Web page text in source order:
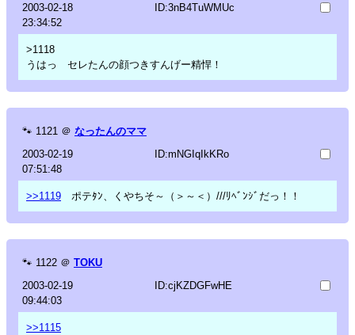
2003-02-18
23:34:52
ID:3nB4TuWMUc
>1118
うはっ セレたんの顔つきすんげー精悍！
🐾 1121 ＠ なったんのママ
2003-02-19
07:51:48
ID:mNGIqIkKRo
>>1119 ポテﾀﾝ、くやちそ～（＞～＜）///ﾘﾍﾞﾝｼﾞだっ！！
🐾 1122 ＠ TOKU
2003-02-19
09:44:03
ID:cjKZDGFwHE
>>1115